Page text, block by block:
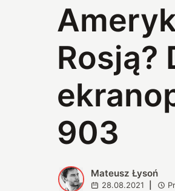
Rosją?
903
M Mateusz Łysoń
28.08.2021